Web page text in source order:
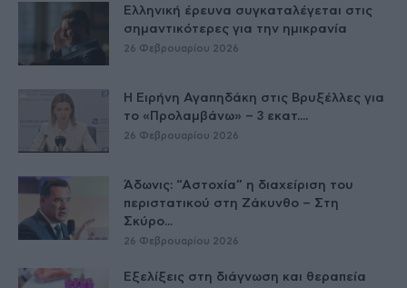
Ελληνική έρευνα συγκαταλέγεται στις
σημαντικότερες για την ημικρανία
26 Φεβρουαρίου 2026
Η Ειρήνη Αγαπηδάκη στις Βρυξέλλες για
το «Προλαμβάνω» – 3 εκατ....
26 Φεβρουαρίου 2026
Άδωνις: “Αστοχία” η διαχείριση του
περιστατικού στη Ζάκυνθο – Στη
Σκύρο...
26 Φεβρουαρίου 2026
Εξελίξεις στη διάγνωση και θεραπεία